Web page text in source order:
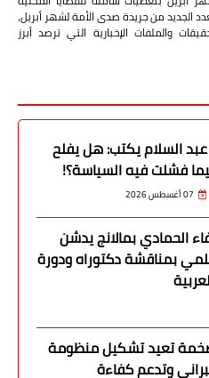
الجديد من جريدة صدى الأمة لشهر أبريل،
والملفات الإخبارية التي ترصد أبرز
السلام يكتب: هل يفلح
فشلت فيه السياسة؟!
07 أغسطس 2026
الحمادي بمالانج يدشن
بمناقشة دكتوراه ودورة
تعيد تشكيل منظومة
وتدعم كفاءة